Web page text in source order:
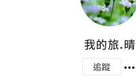
我的旅.晴
追蹤